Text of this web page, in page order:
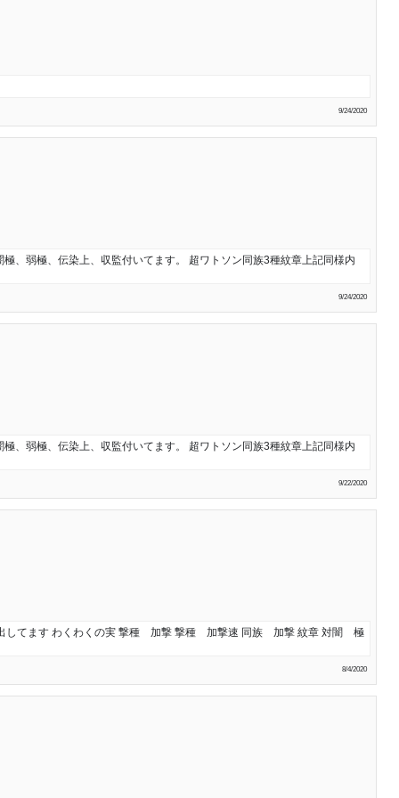
9/24/2020
、弱極、伝染上、収監付いてます。 超ワトソン同族3種紋章上記同様内
9/24/2020
、弱極、伝染上、収監付いてます。 超ワトソン同族3種紋章上記同様内
9/22/2020
してます わくわくの実 撃種 加撃 撃種 加撃速 同族 加撃 紋章 対闇 極
8/4/2020